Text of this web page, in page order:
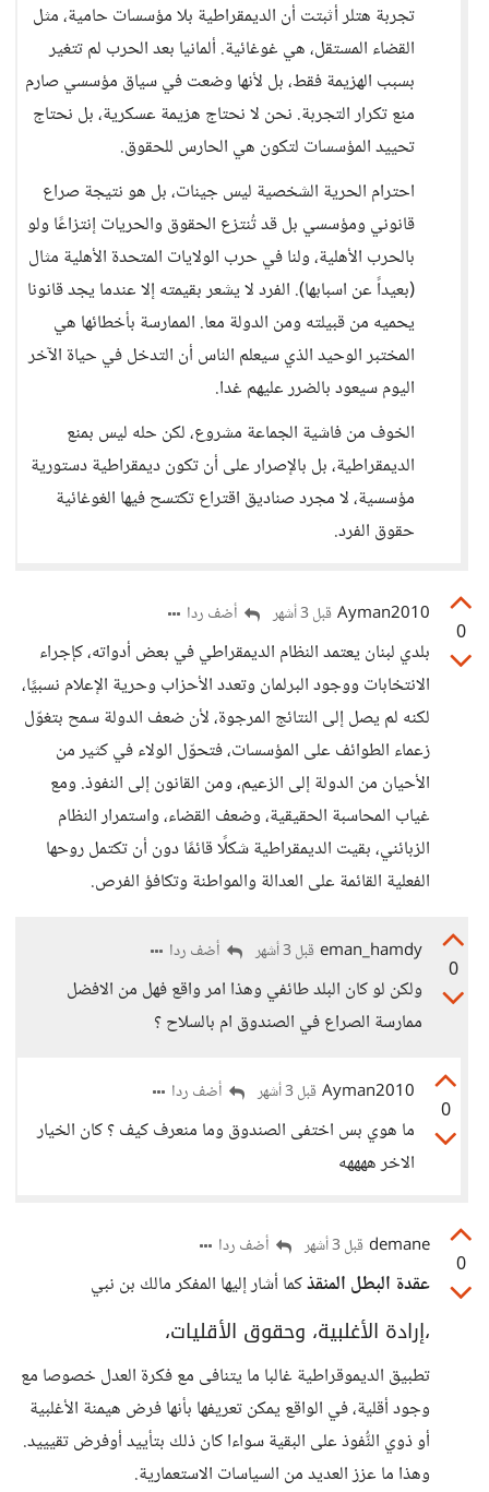
تجربة هتلر أثبتت أن الديمقراطية بلا مؤسسات حامية، مثل
القضاء المستقل، هي غوغائية. ألمانيا بعد الحرب لم تتغير
بسبب الهزيمة فقط، بل لأنها وضعت في سياق مؤسسي صارم
منع تكرار التجربة. نحن لا نحتاج هزيمة عسكرية، بل نحتاج
تحييد المؤسسات لتكون هي الحارس للحقوق.
احترام الحرية الشخصية ليس جينات، بل هو نتيجة صراع
قانوني ومؤسسي بل قد تُنتزع الحقوق والحريات إنتزاعًا ولو
بالحرب الأهلية، ولنا في حرب الولايات المتحدة الأهلية مثال
(بعيداً عن اسبابها). الفرد لا يشعر بقيمته إلا عندما يجد قانونا
يحميه من قبيلته ومن الدولة معا. الممارسة بأخطائها هي
المختبر الوحيد الذي سيعلم الناس أن التدخل في حياة الآخر
اليوم سيعود بالضرر عليهم غدا.
الخوف من فاشية الجماعة مشروع، لكن حله ليس بمنع
الديمقراطية، بل بالإصرار على أن تكون ديمقراطية دستورية
مؤسسية، لا مجرد صناديق اقتراع تكتسح فيها الغوغائية
حقوق الفرد.
0
Ayman2010 قبل 3 أشهر أضف ردا
بلدي لبنان يعتمد النظام الديمقراطي في بعض أدواته، كإجراء
الانتخابات ووجود البرلمان وتعدد الأحزاب وحرية الإعلام نسبيًا،
لكنه لم يصل إلى النتائج المرجوة، لأن ضعف الدولة سمح بتغوّل
زعماء الطوائف على المؤسسات، فتحوّل الولاء في كثير من
الأحيان من الدولة إلى الزعيم، ومن القانون إلى النفوذ. ومع
غياب المحاسبة الحقيقية، وضعف القضاء، واستمرار النظام
الزبائني، بقيت الديمقراطية شكلًا قائمًا دون أن تكتمل روحها
الفعلية القائمة على العدالة والمواطنة وتكافؤ الفرص.
0
eman_hamdy قبل 3 أشهر أضف ردا
ولكن لو كان البلد طائفي وهذا امر واقع فهل من الافضل
ممارسة الصراع في الصندوق ام بالسلاح ؟
0
Ayman2010 قبل 3 أشهر أضف ردا
ما هوي بس اختفى الصندوق وما منعرف كيف ؟ كان الخيار
الاخر ههههه
0
demane قبل 3 أشهر أضف ردا
عقدة البطل المنقذكما أشار إليها المفكر مالك بن نبي
،إرادة الأغلبية، وحقوق الأقليات،
تطبيق الديموقراطية غالبا ما يتنافى مع فكرة العدل خصوصا مع
وجود أقلية، في الواقع يمكن تعريفها بأنها فرض هيمنة الأغلبية
أو ذوي النُّفوذ على البقية سواءا كان ذلك بتأييد أوفرض تقيييد.
وهذا ما عزز العديد من السياسات الاستعمارية.